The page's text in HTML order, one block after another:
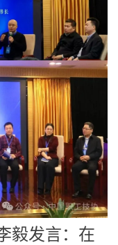
毅发言：在